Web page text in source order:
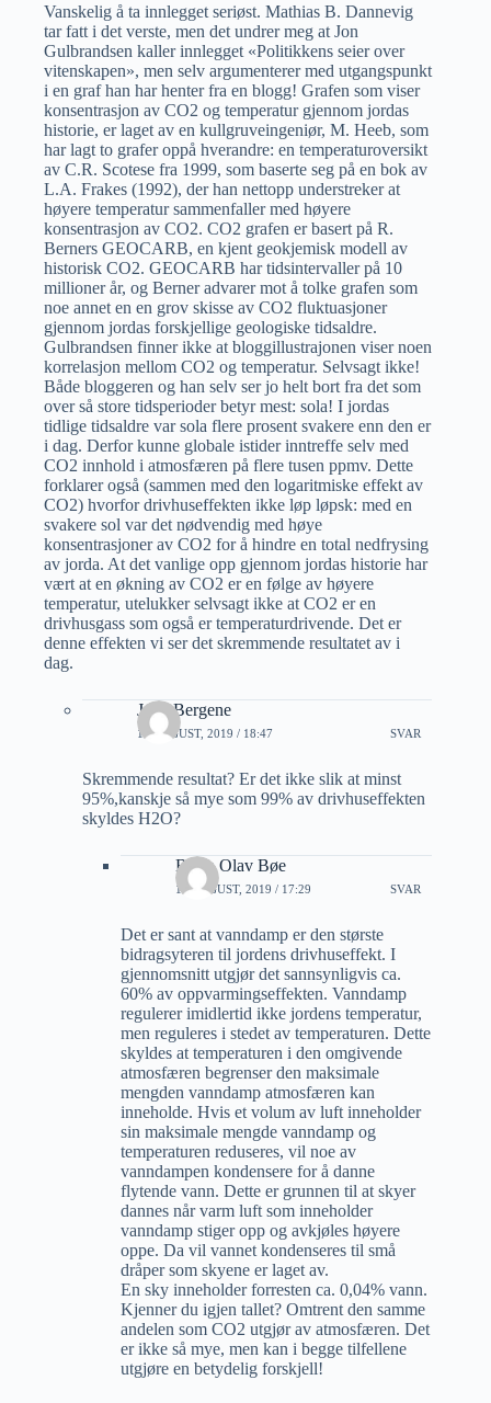
Vanskelig å ta innlegget seriøst. Mathias B. Dannevig
tar fatt i det verste, men det undrer meg at Jon
Gulbrandsen kaller innlegget «Politikkens seier over
vitenskapen», men selv argumenterer med utgangspunkt
i en graf han har henter fra en blogg! Grafen som viser
konsentrasjon av CO2 og temperatur gjennom jordas
historie, er laget av en kullgruveingeniør, M. Heeb, som
har lagt to grafer oppå hverandre: en temperaturoversikt
av C.R. Scotese fra 1999, som baserte seg på en bok av
L.A. Frakes (1992), der han nettopp understreker at
høyere temperatur sammenfaller med høyere
konsentrasjon av CO2. CO2 grafen er basert på R.
Berners GEOCARB, en kjent geokjemisk modell av
historisk CO2. GEOCARB har tidsintervaller på 10
millioner år, og Berner advarer mot å tolke grafen som
noe annet en en grov skisse av CO2 fluktuasjoner
gjennom jordas forskjellige geologiske tidsaldre.
Gulbrandsen finner ikke at bloggillustrajonen viser noen
korrelasjon mellom CO2 og temperatur. Selvsagt ikke!
Både bloggeren og han selv ser jo helt bort fra det som
over så store tidsperioder betyr mest: sola! I jordas
tidlige tidsaldre var sola flere prosent svakere enn den er
i dag. Derfor kunne globale istider inntreffe selv med
CO2 innhold i atmosfæren på flere tusen ppmv. Dette
forklarer også (sammen med den logaritmiske effekt av
CO2) hvorfor drivhuseffekten ikke løp løpsk: med en
svakere sol var det nødvendig med høye
konsentrasjoner av CO2 for å hindre en total nedfrysing
av jorda. At det vanlige opp gjennom jordas historie har
vært at en økning av CO2 er en følge av høyere
temperatur, utelukker selvsagt ikke at CO2 er en
drivhusgass som også er temperaturdrivende. Det er
denne effekten vi ser det skremmende resultatet av i
dag.
Jarle Bergene
18 AUGUST, 2019 / 18:47 SVAR
Skremmende resultat? Er det ikke slik at minst
95%,kanskje så mye som 99% av drivhuseffekten
skyldes H2O?
Bjørn Olav Bøe
19 AUGUST, 2019 / 17:29 SVAR
Det er sant at vanndamp er den største
bidragsyteren til jordens drivhuseffekt. I
gjennomsnitt utgjør det sannsynligvis ca.
60% av oppvarmingseffekten. Vanndamp
regulerer imidlertid ikke jordens temperatur,
men reguleres i stedet av temperaturen. Dette
skyldes at temperaturen i den omgivende
atmosfæren begrenser den maksimale
mengden vanndamp atmosfæren kan
inneholde. Hvis et volum av luft inneholder
sin maksimale mengde vanndamp og
temperaturen reduseres, vil noe av
vanndampen kondensere for å danne
flytende vann. Dette er grunnen til at skyer
dannes når varm luft som inneholder
vanndamp stiger opp og avkjøles høyere
oppe. Da vil vannet kondenseres til små
dråper som skyene er laget av.
En sky inneholder forresten ca. 0,04% vann.
Kjenner du igjen tallet? Omtrent den samme
andelen som CO2 utgjør av atmosfæren. Det
er ikke så mye, men kan i begge tilfellene
utgjøre en betydelig forskjell!